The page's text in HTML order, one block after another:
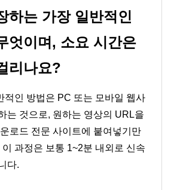
하는 가장 일반적인
엇이며, 소요 시간은
리나요?
적인 방법은 PC 또는 모바일 웹사
는 것으로, 원하는 영상의 URL을
로드 전문 사이트에 붙여넣기만
과정은 보통 1~2분 내외로 신속
다.